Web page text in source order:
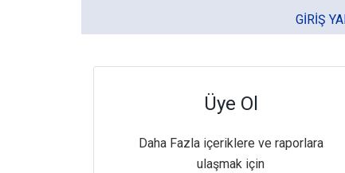
GIRIŞ
Üye Ol
Daha Fazla içeriklere ve raporlara
ulaşmak için